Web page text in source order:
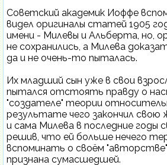
Советский академик Иоффе
видел оригиналы статей 1905
имени - Милевы и Альберта, но,
не сохранились, а Милева
да и не очень-то пыталась.
Их младший сын уже в свои
пытался отстоять правду о
"создателе" теории
результате чего закончил свою
и сама Милева в последние годы
решив, что ей больше нечего
вспоминать о своём
признана сумасшедшей.